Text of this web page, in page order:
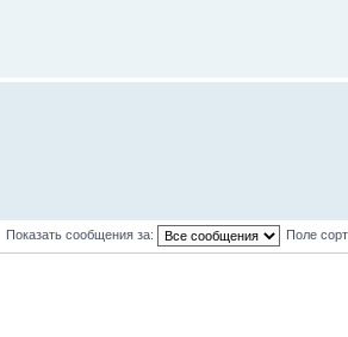
Показать сообщения за: Поле